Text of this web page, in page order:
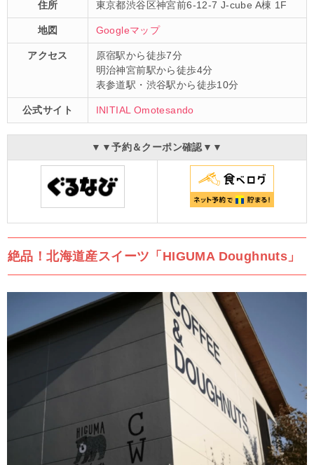
住所 東京都渋谷区神宮前6-12-7 J-cube A棟 1F
地図 Googleマップ
アクセス
原宿駅から徒歩7分
明治神宮前駅から徒歩4分
表参道駅・渋谷駅から徒歩10分
公式サイト INITIAL Omotesando
▼▼予約＆クーポン確認▼▼
絶品！北海道産スイーツ「HIGUMA Doughnuts」